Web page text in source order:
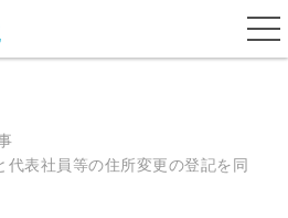
代表社員等の住所変更の登記を同